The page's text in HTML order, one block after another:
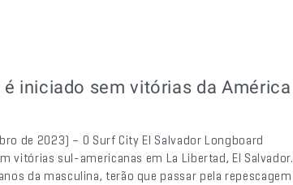
iniciado sem vitórias da América
de 2023) – O Surf City El Salvador Longboard
vitórias sul-americanas em La Libertad, El Salvador.
da masculina, terão que passar pela repescagem